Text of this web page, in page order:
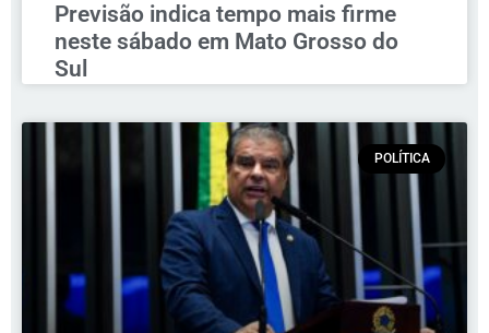
Previsão indica tempo mais firme
neste sábado em Mato Grosso do
Sul
POLÍTICA